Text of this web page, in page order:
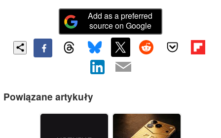
Add as a preferred
source on Google
Powiązane artykuły